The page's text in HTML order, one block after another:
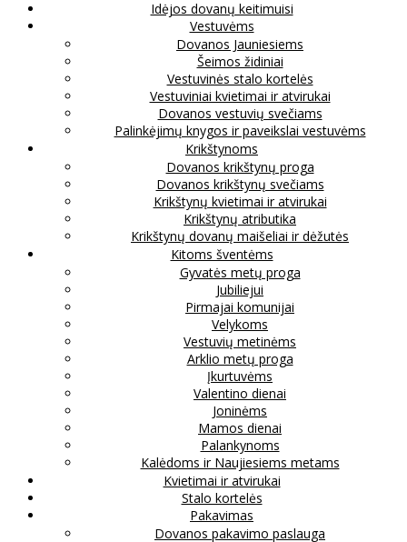
Idėjos dovanų keitimuisi
Vestuvėms
Dovanos Jauniesiems
Šeimos židiniai
Vestuvinės stalo kortelės
Vestuviniai kvietimai ir atvirukai
Dovanos vestuvių svečiams
Palinkėjimų knygos ir paveikslai vestuvėms
Krikštynoms
Dovanos krikštynų proga
Dovanos krikštynų svečiams
Krikštynų kvietimai ir atvirukai
Krikštynų atributika
Krikštynų dovanų maišeliai ir dėžutės
Kitoms šventėms
Gyvatės metų proga
Jubiliejui
Pirmajai komunijai
Velykoms
Vestuvių metinėms
Arklio metų proga
Įkurtuvėms
Valentino dienai
Joninėms
Mamos dienai
Palankynoms
Kalėdoms ir Naujiesiems metams
Kvietimai ir atvirukai
Stalo kortelės
Pakavimas
Dovanos pakavimo paslauga